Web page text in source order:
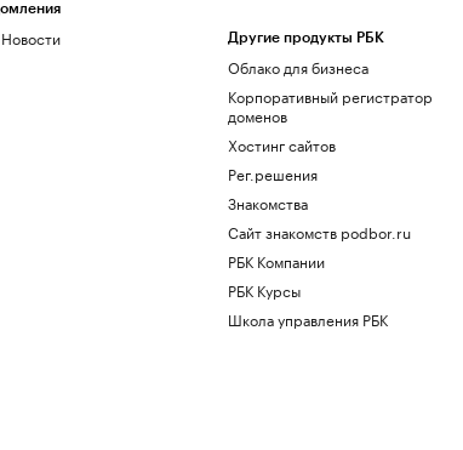
Другие продукты РБК
Облако для бизнеса
Корпоративный регистратор
доменов
Хостинг сайтов
Рег.решения
Знакомства
Сайт знакомств podbor.ru
РБК Компании
РБК Курсы
Школа управления РБК